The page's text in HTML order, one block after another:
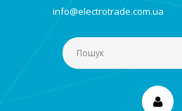
info@electrotrade.com.ua